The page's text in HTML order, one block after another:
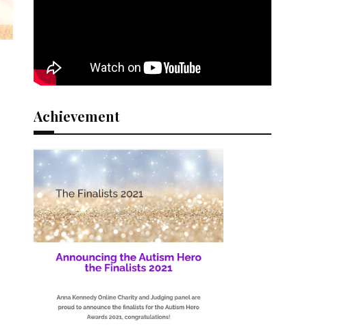
Achievement